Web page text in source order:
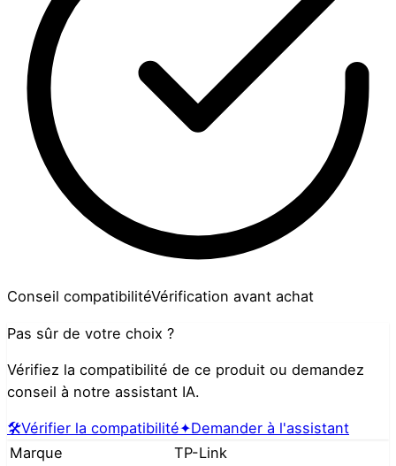
Conseil compatibilitéVérification avant achat
Pas sûr de votre choix ?
Vérifiez la compatibilité de ce produit ou demandez
conseil à notre assistant IA.
🛠️Vérifier la compatibilité✦Demander à l'assistant
Marque
TP-Link